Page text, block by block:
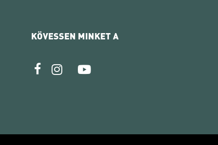
KÖVESSEN MINKET A